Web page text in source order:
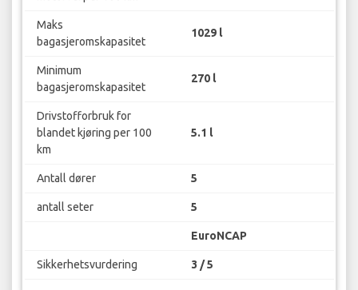
Maks
bagasjeromskapasitet
1029 l
Minimum
bagasjeromskapasitet
270 l
Drivstofforbruk for
blandet kjøring per 100
km
5.1 l
Antall dører 5
antall seter 5
EuroNCAP
Sikkerhetsvurdering 3 / 5